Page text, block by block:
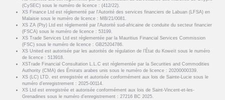
(CySEC) sous le numéro de licence : (412/22).
XS Finance Ltd est réglementé par l'Autorité des services financiers de Labuan (LFSA) en
Malaisie sous le numéro de licence : MB/21/0081.
XS ZA (Pty) Ltd est réglementé par l'Autorité sud-africaine de conduite du secteur financier
(FSCA) sous le numéro de licence : 53199.
XS Trade Services Ltd est réglementée par la Mauritius Financial Services Commission
(FSC) sous le numéro de licence : GB25204786.
XS United est autorisée par les autorités de régulation de l’État du Koweït sous le numéro
de licence : 513918.
XSTrade Financial Consultation L.L.C est réglementée par la Securities and Commodities
Authority (CMA) des Émirats arabes unis sous le numéro de licence : 20200000339.
XS (LC) LTD. est enregistrée et autorisée conformément aux lois de Sainte-Lucie sous le
numéro d’enregistrement : 2025-00114.
XS Ltd est enregistrée et autorisée conformément aux lois de Saint-Vincent-et-les-
Grenadines sous le numéro d’enregistrement : 27216 BC 2025.